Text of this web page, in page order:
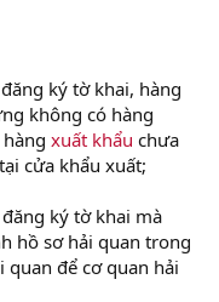
ký tờ khai, hàng
không có hàng
xuất khẩu chưa
cửa khẩu xuất;
ký tờ khai mà
hồ sơ hải quan trong
để cơ quan hải